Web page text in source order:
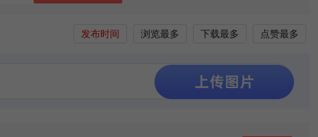
发布时间 浏览最多 下载最多 点赞最多